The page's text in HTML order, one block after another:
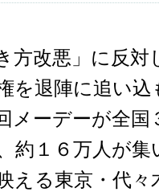
方改悪」に反対
を退陣に追い込
メーデーが全国
約１６万人が集
える東京・代々